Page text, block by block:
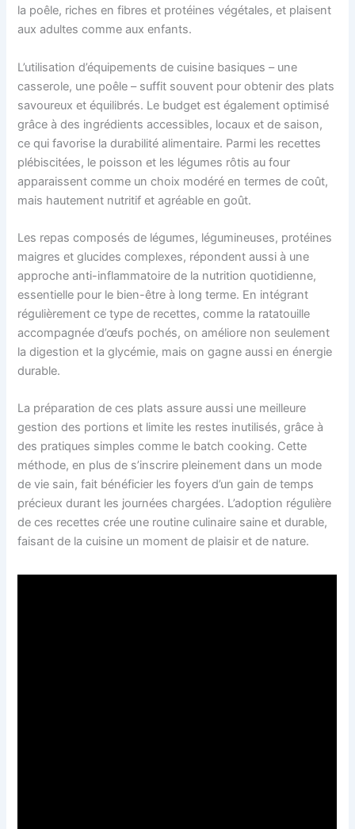
la poêle, riches en fibres et protéines végétales, et plaisent
aux adultes comme aux enfants.
L’utilisation d’équipements de cuisine basiques – une
casserole, une poêle – suffit souvent pour obtenir des plats
savoureux et équilibrés. Le budget est également optimisé
grâce à des ingrédients accessibles, locaux et de saison,
ce qui favorise la durabilité alimentaire. Parmi les recettes
plébiscitées, le poisson et les légumes rôtis au four
apparaissent comme un choix modéré en termes de coût,
mais hautement nutritif et agréable en goût.
Les repas composés de légumes, légumineuses, protéines
maigres et glucides complexes, répondent aussi à une
approche anti-inflammatoire de la nutrition quotidienne,
essentielle pour le bien-être à long terme. En intégrant
régulièrement ce type de recettes, comme la ratatouille
accompagnée d’œufs pochés, on améliore non seulement
la digestion et la glycémie, mais on gagne aussi en énergie
durable.
La préparation de ces plats assure aussi une meilleure
gestion des portions et limite les restes inutilisés, grâce à
des pratiques simples comme le batch cooking. Cette
méthode, en plus de s’inscrire pleinement dans un mode
de vie sain, fait bénéficier les foyers d’un gain de temps
précieux durant les journées chargées. L’adoption régulière
de ces recettes crée une routine culinaire saine et durable,
faisant de la cuisine un moment de plaisir et de nature.